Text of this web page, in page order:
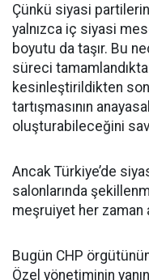
Çünkü siyasi
yalnızca iç siyasi
boyutu da taşır. Bu
süreci
kesinleştirildikten
tartışmasının
oluşturabileceğini
Ancak Türkiye’de
salonlarında
meşruiyet her zaman
Bugün CHP
Özel yönetiminin